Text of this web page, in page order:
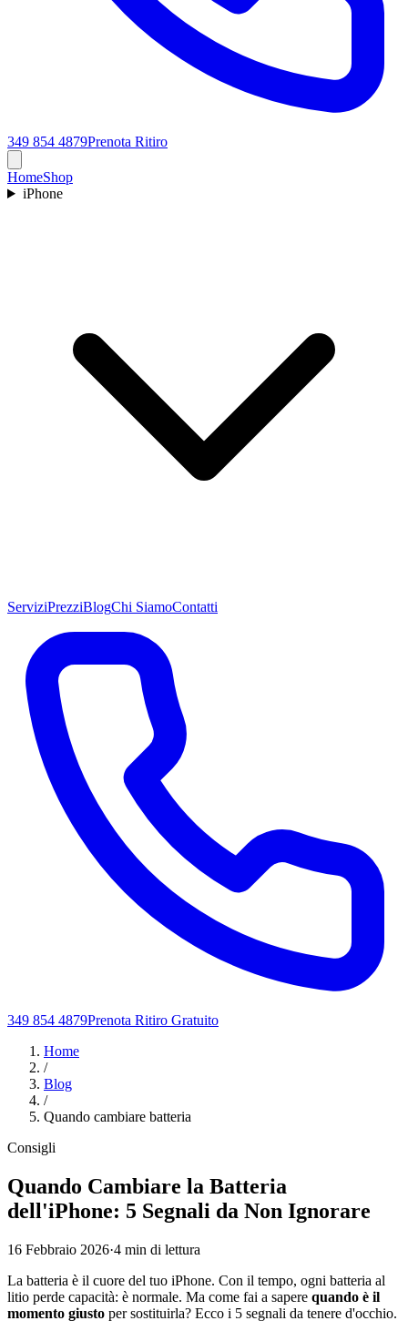
349 854 4879Prenota Ritiro
HomeShop
iPhone
ServiziPrezziBlogChi SiamoContatti
349 854 4879Prenota Ritiro Gratuito
Home
/
Blog
/
Quando cambiare batteria
Consigli
Quando Cambiare la Batteria
dell'iPhone: 5 Segnali da Non Ignorare
16 Febbraio 2026·4 min di lettura
La batteria è il cuore del tuo iPhone. Con il tempo, ogni batteria al
litio perde capacità: è normale. Ma come fai a sapere quando è il
momento giusto per sostituirla? Ecco i 5 segnali da tenere d'occhio.